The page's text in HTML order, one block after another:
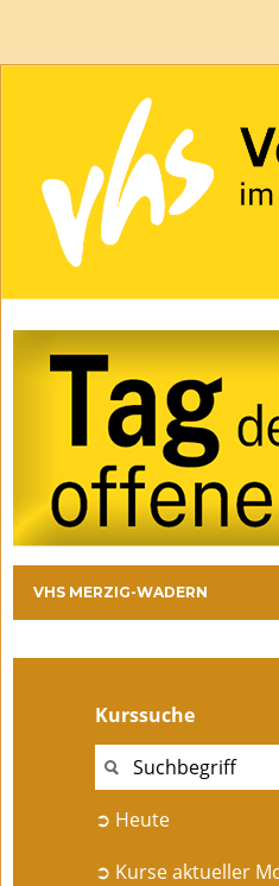
VHS MERZIG-WADERN
Kurssuche
➲ Heute
➲ Kurse aktueller